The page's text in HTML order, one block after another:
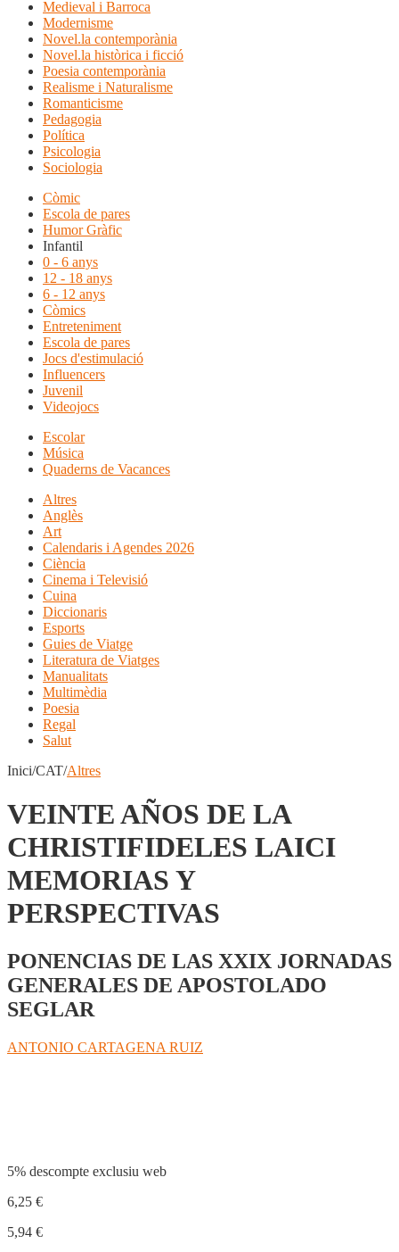
Medieval i Barroca
Modernisme
Novel.la contemporània
Novel.la històrica i ficció
Poesia contemporània
Realisme i Naturalisme
Romanticisme
Pedagogia
Política
Psicologia
Sociologia
Còmic
Escola de pares
Humor Gràfic
Infantil
0 - 6 anys
12 - 18 anys
6 - 12 anys
Còmics
Entreteniment
Escola de pares
Jocs d'estimulació
Influencers
Juvenil
Videojocs
Escolar
Música
Quaderns de Vacances
Altres
Anglès
Art
Calendaris i Agendes 2026
Ciència
Cinema i Televisió
Cuina
Diccionaris
Esports
Guies de Viatge
Literatura de Viatges
Manualitats
Multimèdia
Poesia
Regal
Salut
Inici/CAT/Altres
VEINTE AÑOS DE LA
CHRISTIFIDELES LAICI
MEMORIAS Y
PERSPECTIVAS
PONENCIAS DE LAS XXIX JORNADAS
GENERALES DE APOSTOLADO
SEGLAR
ANTONIO CARTAGENA RUIZ
5% descompte exclusiu web
6,25 €
5,94 €